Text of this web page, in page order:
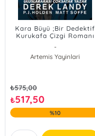
Kara Büyü ;Bir Dedektif
Kurukafa Çizgi Romanı
-
Artemis Yayinlari
₺575,00
₺517,50
%10